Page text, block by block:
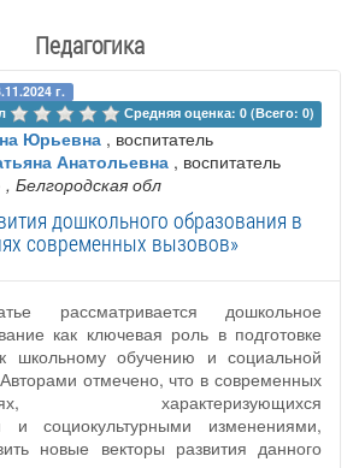
Педагогика
г.
Средняя оценка: 0 (Всего: 0)
Юрьевна , воспитатель
Анатольевна , воспитатель
, Белгородская обл
дошкольного образования в
современных вызовов»
рассматривается дошкольное
как ключевая роль в подготовке
школьному обучению и социальной
отмечено, что в современных
характеризующихся
и социокультурными изменениями,
новые векторы развития данного